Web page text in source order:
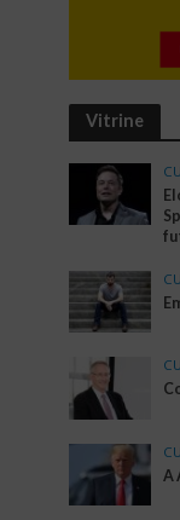
Vitrine
A